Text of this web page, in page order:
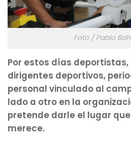
Foto / Pablo
Por estos días
dirigentes deportivos,
personal vinculado al
lado a otro en la
pretende darle el lugar
merece.